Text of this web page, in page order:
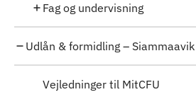
Fag og undervisning
Udlån & formidling – Siammaavik
Vejledninger til MitCFU